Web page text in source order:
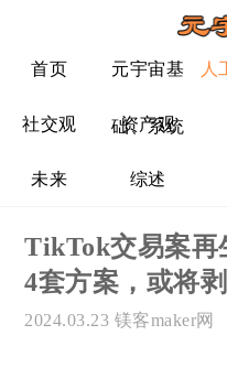
首页 元宇宙基
础、系统
人
社交观 资产观
未来 综述
TikTok交易案再
4套方案，或将
2024.03.23 镁客maker网